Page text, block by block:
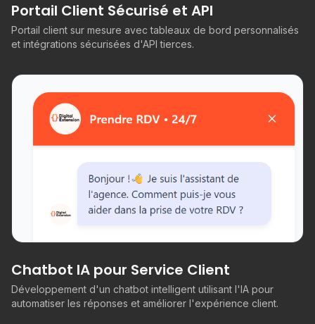
Portail Client Sécurisé et API
Portail client sur mesure avec tableaux de bord personnalisés
et intégrations sécurisées d'API tierces.
Chatbot IA pour Service Client
Développement d'un chatbot intelligent utilisant l'IA pour
automatiser les réponses et améliorer l'expérience client.